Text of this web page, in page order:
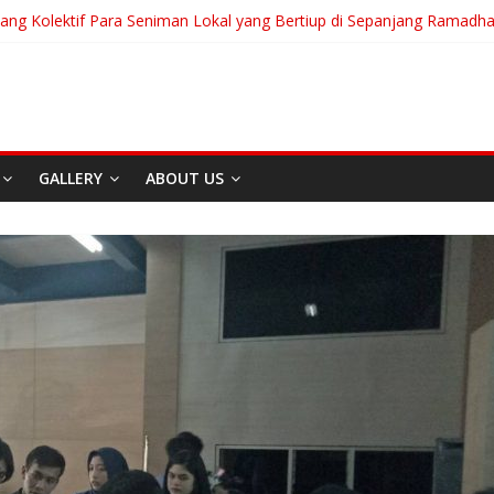
Kolektif Para Seniman Lokal yang Bertiup di Sepanjang
Dari Zagreb Untuk Bandung
GALLERY ABOUT US
Event Home
Di Bandung Di Asia Afrika
Untuk Dunia Tanpa